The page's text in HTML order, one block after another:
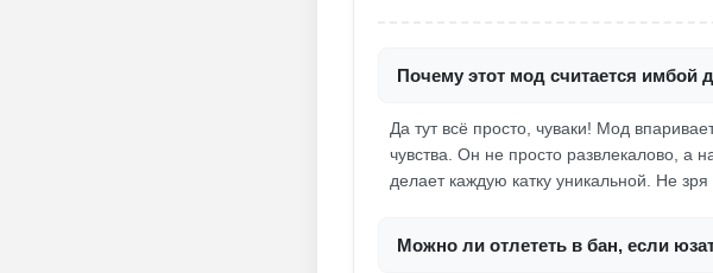
Почему этот мод считается
Да тут всё просто, чуваки! Мод
чувства. Он не просто развлекалово, а
делает каждую катку уникальной. Не
Можно ли отлететь в бан, если